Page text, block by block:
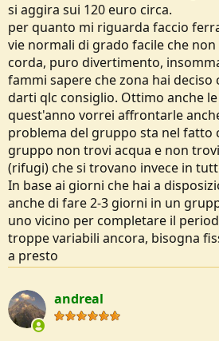
si aggira sui 120 euro circa.
per quanto mi riguarda faccio
vie normali di grado facile che
corda, puro divertimento,
fammi sapere che zona hai deciso
darti qlc consiglio. Ottimo anche
quest'anno vorrei affrontarle
problema del gruppo sta nel fatto
gruppo non trovi acqua e non
(rifugi) che si trovano invece in
In base ai giorni che hai a
anche di fare 2-3 giorni in un
uno vicino per completare il
troppe variabili ancora, bisogna
a presto
andreal